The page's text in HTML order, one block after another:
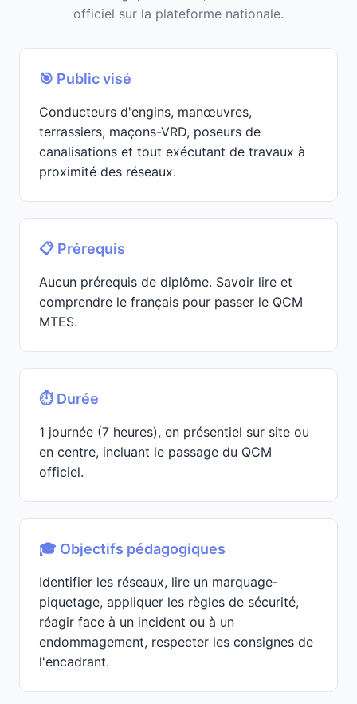
officiel sur la plateforme nationale.
🎯 Public visé
Conducteurs d'engins, manœuvres,
terrassiers, maçons-VRD, poseurs de
canalisations et tout exécutant de travaux à
proximité des réseaux.
📋 Prérequis
Aucun prérequis de diplôme. Savoir lire et
comprendre le français pour passer le QCM
MTES.
⏱️ Durée
1 journée (7 heures), en présentiel sur site ou
en centre, incluant le passage du QCM
officiel.
🎓 Objectifs pédagogiques
Identifier les réseaux, lire un marquage-
piquetage, appliquer les règles de sécurité,
réagir face à un incident ou à un
endommagement, respecter les consignes de
l'encadrant.